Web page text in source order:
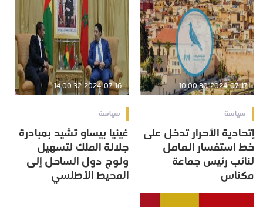
2024-07-17 10:00:30
سياسة
إتحادية الأحرار تدخل على
خط استفسار العامل
لنائب رئيس جماعة
مكناس
2024-07-16 14:00:32
سياسة
غينيا بيساو تشيد بمبادرة
جلالة الملك لتسهيل
ولوج دول الساحل إلى
المحيط الأطلسي